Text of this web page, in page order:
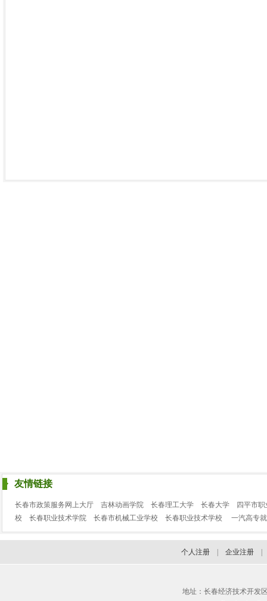
友情链接
长春市政策服务网上大厅 吉林动画学院 长春理工大学 长春大学
四平市
校
长春职业技术学院 长春市机械工业学校 长春职业技术学校 一汽高专
个人注册 企业注册
地址：长春经济技术开发